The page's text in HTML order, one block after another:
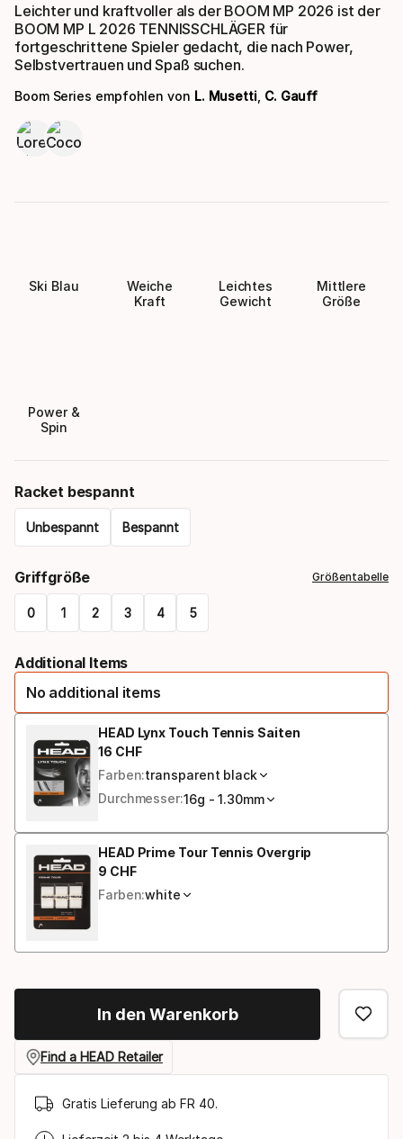
Leichter und kraftvoller als der BOOM MP 2026 ist der
BOOM MP L 2026 TENNISSCHLÄGER für
fortgeschrittene Spieler gedacht, die nach Power,
Selbstvertrauen und Spaß suchen.
Boom Series empfohlen von L. Musetti C. Gauff
Ski Blau
Weiche
Kraft
Leichtes
Gewicht
Mittlere
Größe
Power &
Spin
Racket bespannt
Unbespannt Bespannt
select
option:
bespannt
Griffgröße Größentabelle
0 1 2 3 4 5
select
option:
griffgröße
Additional Items
No additional items
HEAD Lynx Touch Tennis Saiten
16 CHF
Endpreis
Farben:transparent black
Durchmesser:16g - 1.30mm
HEAD Prime Tour Tennis Overgrip
9 CHF
Endpreis
Farben:white
In den Warenkorb
Find a HEAD Retailer
Gratis Lieferung ab FR 40.